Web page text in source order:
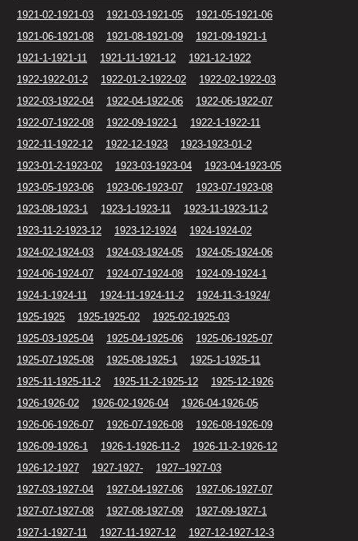
1921-02-1921-03
1921-03-1921-05
1921-05-1921-06
1921-06-1921-08
1921-08-1921-09
1921-09-1921-1
1921-1-1921-11
1921-11-1921-12
1921-12-1922
1922-1922-01-2
1922-01-2-1922-02
1922-02-1922-03
1922-03-1922-04
1922-04-1922-06
1922-06-1922-07
1922-07-1922-08
1922-09-1922-1
1922-1-1922-11
1922-11-1922-12
1922-12-1923
1923-1923-01-2
1923-01-2-1923-02
1923-03-1923-04
1923-04-1923-05
1923-05-1923-06
1923-06-1923-07
1923-07-1923-08
1923-08-1923-1
1923-1-1923-11
1923-11-1923-11-2
1923-11-2-1923-12
1923-12-1924
1924-1924-02
1924-02-1924-03
1924-03-1924-05
1924-05-1924-06
1924-06-1924-07
1924-07-1924-08
1924-09-1924-1
1924-1-1924-11
1924-11-1924-11-2
1924-11-3-1924/
1925-1925
1925-1925-02
1925-02-1925-03
1925-03-1925-04
1925-04-1925-06
1925-06-1925-07
1925-07-1925-08
1925-08-1925-1
1925-1-1925-11
1925-11-1925-11-2
1925-11-2-1925-12
1925-12-1926
1926-1926-02
1926-02-1926-04
1926-04-1926-05
1926-06-1926-07
1926-07-1926-08
1926-08-1926-09
1926-09-1926-1
1926-1-1926-11-2
1926-11-2-1926-12
1926-12-1927
1927-1927-
1927--1927-03
1927-03-1927-04
1927-04-1927-06
1927-06-1927-07
1927-07-1927-08
1927-08-1927-09
1927-09-1927-1
1927-1-1927-11
1927-11-1927-12 1927-12-1927-12-3